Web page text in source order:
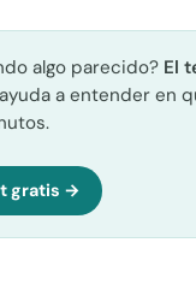
algo parecido? El
a entender en
gratis →